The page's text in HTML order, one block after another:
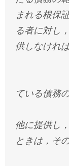
まれる根保
る者に対し
供しなけれ
一 財
ニ 主
ている債務
三 主
他に提供し
ときは，そ